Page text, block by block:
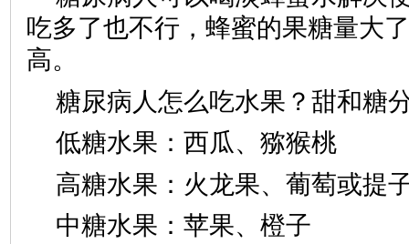
吃多了也不行，蜂蜜的果糖量大
高。
糖尿病人怎么吃水果？甜和糖
低糖水果：西瓜、猕猴桃
高糖水果：火龙果、葡萄或提
中糖水果：苹果、橙子